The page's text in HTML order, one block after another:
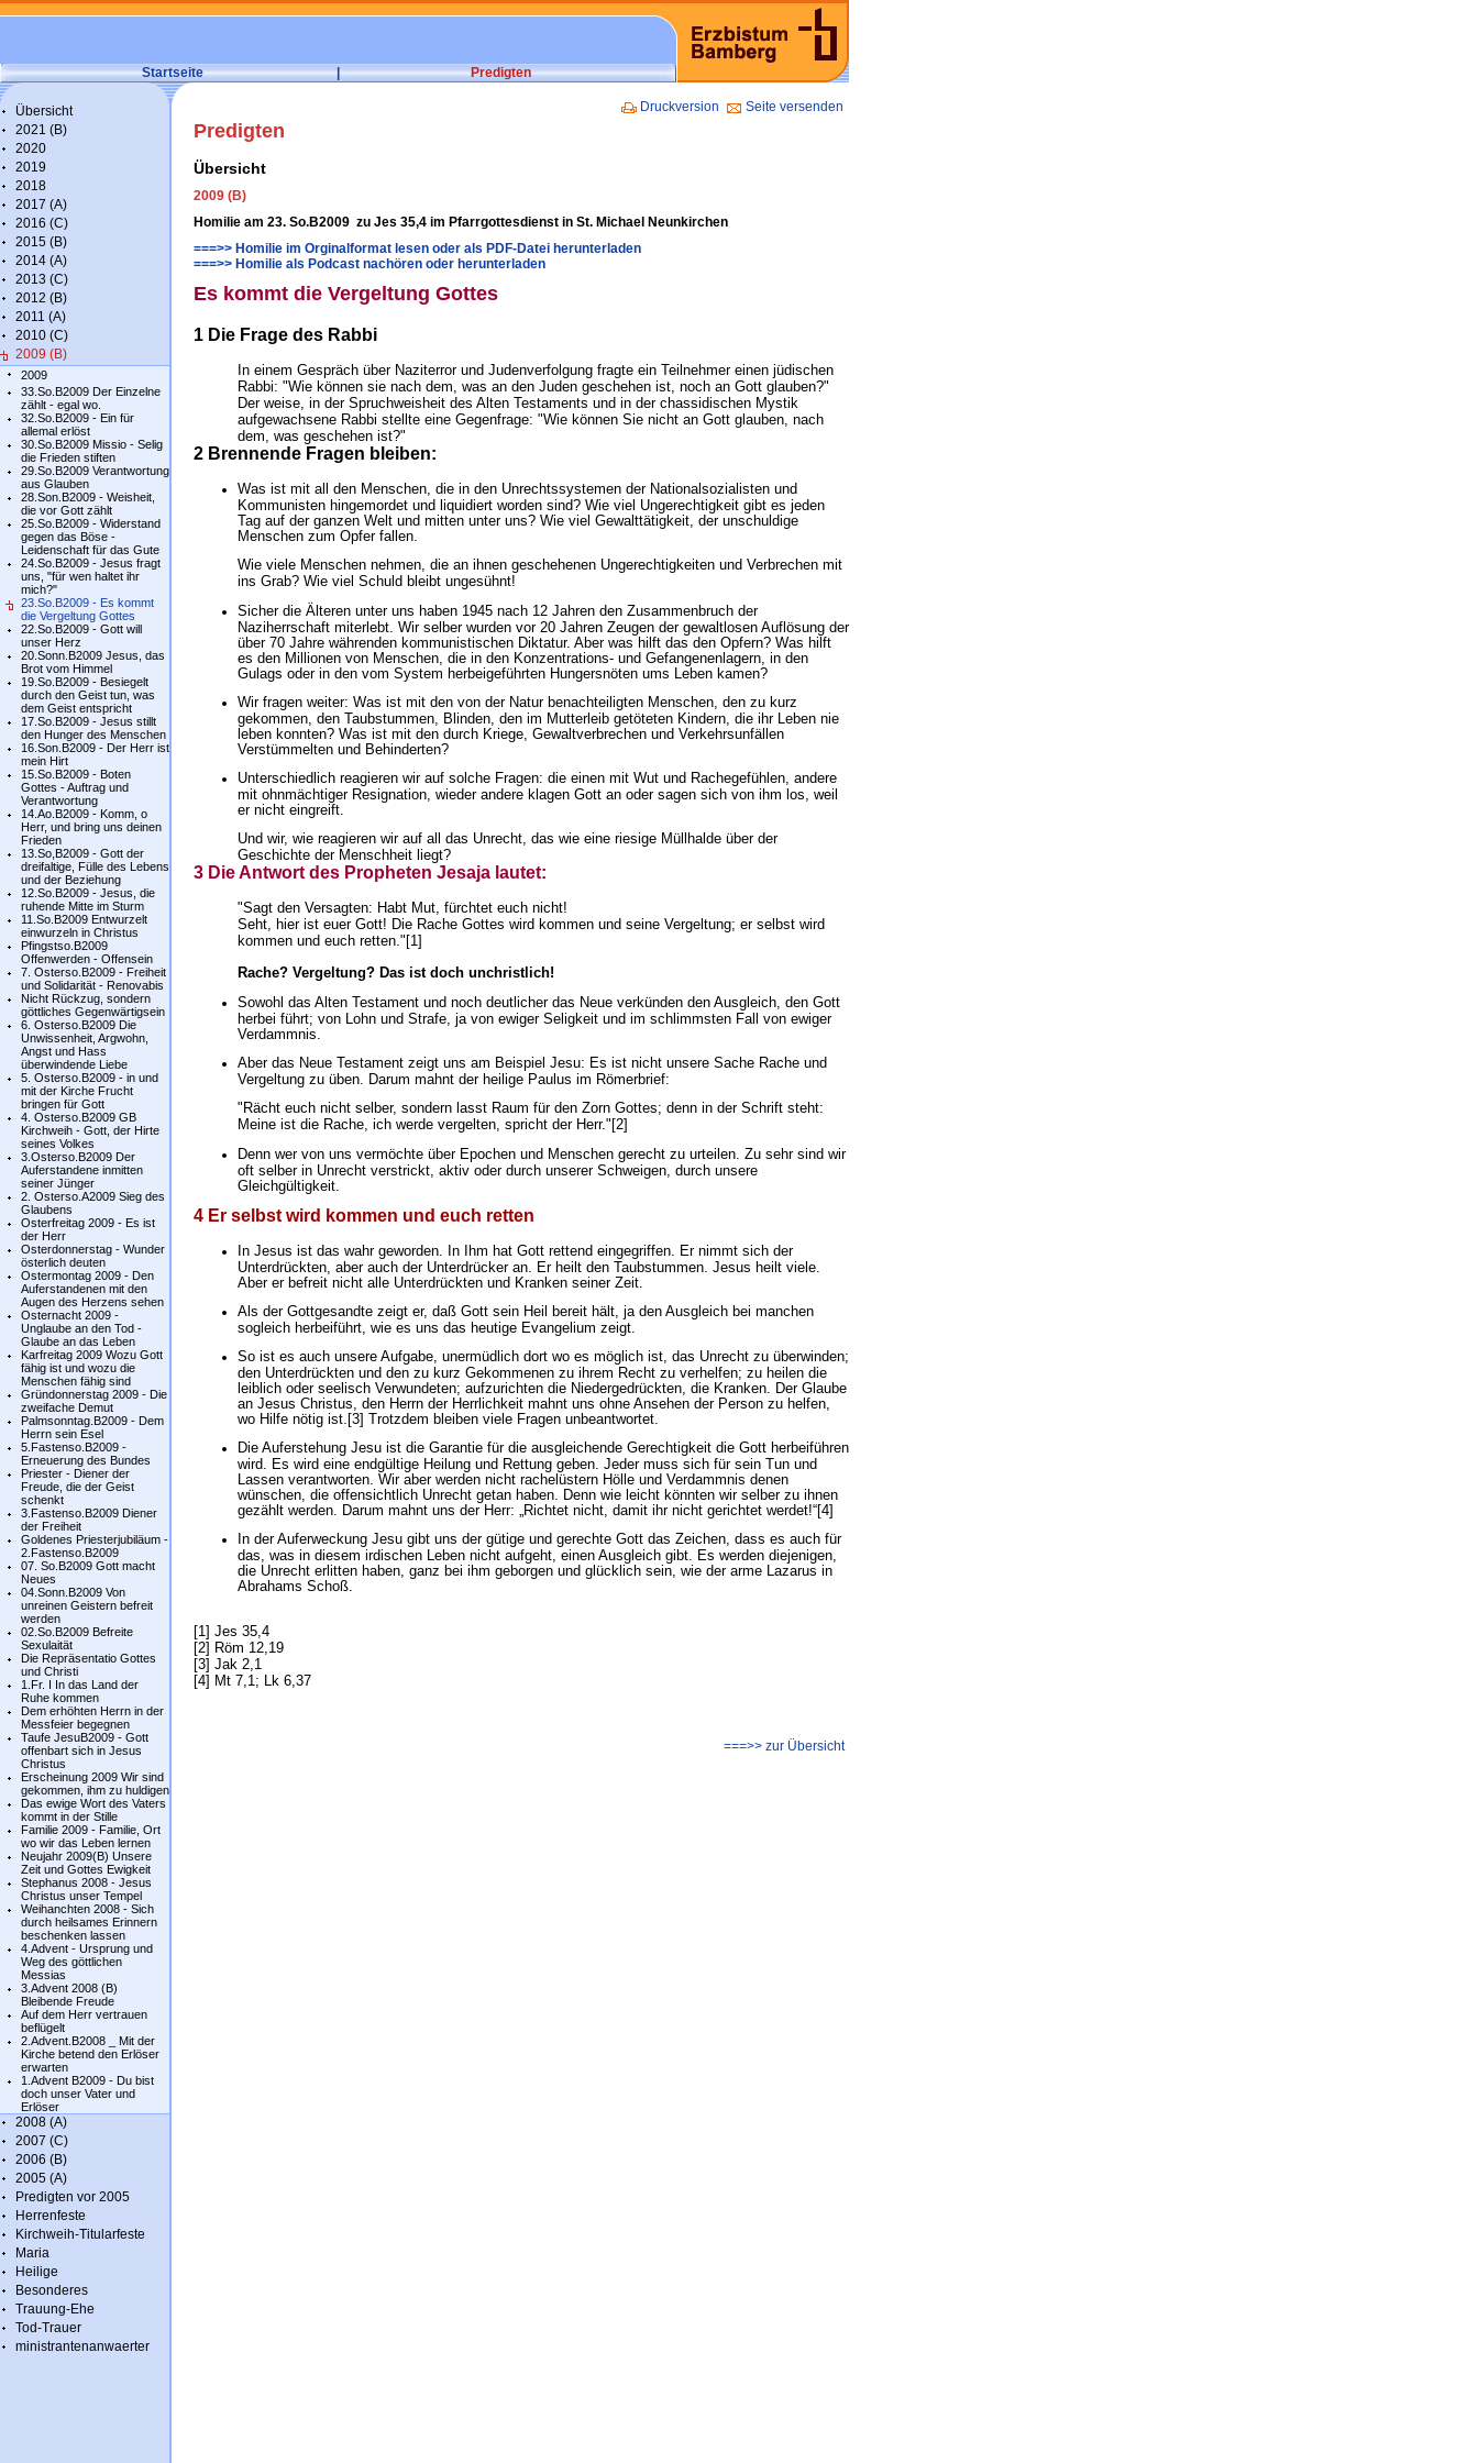
Startseite | Predigten
Übersicht
2021 (B)
2020
2019
2018
2017 (A)
2016 (C)
2015 (B)
2014 (A)
2013 (C)
2012 (B)
2011 (A)
2010 (C)
2009 (B)
2009
33.So.B2009 Der Einzelne
zählt - egal wo.
32.So.B2009 - Ein für
allemal erlöst
30.So.B2009 Missio - Selig
die Frieden stiften
29.So.B2009 Verantwortung
aus Glauben
28.Son.B2009 - Weisheit,
die vor Gott zählt
25.So.B2009 - Widerstand
gegen das Böse -
Leidenschaft für das Gute
24.So.B2009 - Jesus fragt
uns, "für wen haltet ihr
mich?"
23.So.B2009 - Es kommt
die Vergeltung Gottes
22.So.B2009 - Gott will
unser Herz
20.Sonn.B2009 Jesus, das
Brot vom Himmel
19.So.B2009 - Besiegelt
durch den Geist tun, was
dem Geist entspricht
17.So.B2009 - Jesus stillt
den Hunger des Menschen
16.Son.B2009 - Der Herr ist
mein Hirt
15.So.B2009 - Boten
Gottes - Auftrag und
Verantwortung
14.Ao.B2009 - Komm, o
Herr, und bring uns deinen
Frieden
13.So,B2009 - Gott der
dreifaltige, Fülle des Lebens
und der Beziehung
12.So.B2009 - Jesus, die
ruhende Mitte im Sturm
11.So.B2009 Entwurzelt
einwurzeln in Christus
Pfingstso.B2009
Offenwerden - Offensein
7. Osterso.B2009 - Freiheit
und Solidarität - Renovabis
Nicht Rückzug, sondern
göttliches Gegenwärtigsein
6. Osterso.B2009 Die
Unwissenheit, Argwohn,
Angst und Hass
überwindende Liebe
5. Osterso.B2009 - in und
mit der Kirche Frucht
bringen für Gott
4. Osterso.B2009 GB
Kirchweih - Gott, der Hirte
seines Volkes
3.Osterso.B2009 Der
Auferstandene inmitten
seiner Jünger
2. Osterso.A2009 Sieg des
Glaubens
Osterfreitag 2009 - Es ist
der Herr
Osterdonnerstag - Wunder
österlich deuten
Ostermontag 2009 - Den
Auferstandenen mit den
Augen des Herzens sehen
Osternacht 2009 -
Unglaube an den Tod -
Glaube an das Leben
Karfreitag 2009 Wozu Gott
fähig ist und wozu die
Menschen fähig sind
Gründonnerstag 2009 - Die
zweifache Demut
Palmsonntag.B2009 - Dem
Herrn sein Esel
5.Fastenso.B2009 -
Erneuerung des Bundes
Priester - Diener der
Freude, die der Geist
schenkt
3.Fastenso.B2009 Diener
der Freiheit
Goldenes Priesterjubiläum -
2.Fastenso.B2009
07. So.B2009 Gott macht
Neues
04.Sonn.B2009 Von
unreinen Geistern befreit
werden
02.So.B2009 Befreite
Sexulaität
Die Repräsentatio Gottes
und Christi
1.Fr. I In das Land der
Ruhe kommen
Dem erhöhten Herrn in der
Messfeier begegnen
Taufe JesuB2009 - Gott
offenbart sich in Jesus
Christus
Erscheinung 2009 Wir sind
gekommen, ihm zu huldigen
Das ewige Wort des Vaters
kommt in der Stille
Familie 2009 - Familie, Ort
wo wir das Leben lernen
Neujahr 2009(B) Unsere
Zeit und Gottes Ewigkeit
Stephanus 2008 - Jesus
Christus unser Tempel
Weihanchten 2008 - Sich
durch heilsames Erinnern
beschenken lassen
4.Advent - Ursprung und
Weg des göttlichen
Messias
3.Advent 2008 (B)
Bleibende Freude
Auf dem Herr vertrauen
beflügelt
2.Advent.B2008 _ Mit der
Kirche betend den Erlöser
erwarten
1.Advent B2009 - Du bist
doch unser Vater und
Erlöser
2008 (A)
2007 (C)
2006 (B)
2005 (A)
Predigten vor 2005
Herrenfeste
Kirchweih-Titularfeste
Maria
Heilige
Besonderes
Trauung-Ehe
Tod-Trauer
ministrantenanwaerter
Druckversion Seite versenden
Predigten
Übersicht
2009 (B)
Homilie am 23. So.B2009 zu Jes 35,4 im Pfarrgottesdienst in St. Michael Neunkirchen
===>> Homilie im Orginalformat lesen oder als PDF-Datei herunterladen
===>> Homilie als Podcast nachören oder herunterladen
Es kommt die Vergeltung Gottes
1 Die Frage des Rabbi
In einem Gespräch über Naziterror und Judenverfolgung fragte ein Teilnehmer einen jüdischen
Rabbi: "Wie können sie nach dem, was an den Juden geschehen ist, noch an Gott glauben?"
Der weise, in der Spruchweisheit des Alten Testaments und in der chassidischen Mystik
aufgewachsene Rabbi stellte eine Gegenfrage: "Wie können Sie nicht an Gott glauben, nach
dem, was geschehen ist?"
2 Brennende Fragen bleiben:
Was ist mit all den Menschen, die in den Unrechtssystemen der Nationalsozialisten und
Kommunisten hingemordet und liquidiert worden sind? Wie viel Ungerechtigkeit gibt es jeden
Tag auf der ganzen Welt und mitten unter uns? Wie viel Gewalttätigkeit, der unschuldige
Menschen zum Opfer fallen.
Wie viele Menschen nehmen, die an ihnen geschehenen Ungerechtigkeiten und Verbrechen mit
ins Grab? Wie viel Schuld bleibt ungesühnt!
Sicher die Älteren unter uns haben 1945 nach 12 Jahren den Zusammenbruch der
Naziherrschaft miterlebt. Wir selber wurden vor 20 Jahren Zeugen der gewaltlosen Auflösung der
über 70 Jahre währenden kommunistischen Diktatur. Aber was hilft das den Opfern? Was hilft
es den Millionen von Menschen, die in den Konzentrations- und Gefangenenlagern, in den
Gulags oder in den vom System herbeigeführten Hungersnöten ums Leben kamen?
Wir fragen weiter: Was ist mit den von der Natur benachteiligten Menschen, den zu kurz
gekommen, den Taubstummen, Blinden, den im Mutterleib getöteten Kindern, die ihr Leben nie
leben konnten? Was ist mit den durch Kriege, Gewaltverbrechen und Verkehrsunfällen
Verstümmelten und Behinderten?
Unterschiedlich reagieren wir auf solche Fragen: die einen mit Wut und Rachegefühlen, andere
mit ohnmächtiger Resignation, wieder andere klagen Gott an oder sagen sich von ihm los, weil
er nicht eingreift.
Und wir, wie reagieren wir auf all das Unrecht, das wie eine riesige Müllhalde über der
Geschichte der Menschheit liegt?
3 Die Antwort des Propheten Jesaja lautet:
"Sagt den Versagten: Habt Mut, fürchtet euch nicht!
Seht, hier ist euer Gott! Die Rache Gottes wird kommen und seine Vergeltung; er selbst wird
kommen und euch retten."[1]
Rache? Vergeltung? Das ist doch unchristlich!
Sowohl das Alten Testament und noch deutlicher das Neue verkünden den Ausgleich, den Gott
herbei führt; von Lohn und Strafe, ja von ewiger Seligkeit und im schlimmsten Fall von ewiger
Verdammnis.
Aber das Neue Testament zeigt uns am Beispiel Jesu: Es ist nicht unsere Sache Rache und
Vergeltung zu üben. Darum mahnt der heilige Paulus im Römerbrief:
"Rächt euch nicht selber, sondern lasst Raum für den Zorn Gottes; denn in der Schrift steht:
Meine ist die Rache, ich werde vergelten, spricht der Herr."[2]
Denn wer von uns vermöchte über Epochen und Menschen gerecht zu urteilen. Zu sehr sind wir
oft selber in Unrecht verstrickt, aktiv oder durch unserer Schweigen, durch unsere
Gleichgültigkeit.
4 Er selbst wird kommen und euch retten
In Jesus ist das wahr geworden. In Ihm hat Gott rettend eingegriffen. Er nimmt sich der
Unterdrückten, aber auch der Unterdrücker an. Er heilt den Taubstummen. Jesus heilt viele.
Aber er befreit nicht alle Unterdrückten und Kranken seiner Zeit.
Als der Gottgesandte zeigt er, daß Gott sein Heil bereit hält, ja den Ausgleich bei manchen
sogleich herbeiführt, wie es uns das heutige Evangelium zeigt.
So ist es auch unsere Aufgabe, unermüdlich dort wo es möglich ist, das Unrecht zu überwinden;
den Unterdrückten und den zu kurz Gekommenen zu ihrem Recht zu verhelfen; zu heilen die
leiblich oder seelisch Verwundeten; aufzurichten die Niedergedrückten, die Kranken. Der Glaube
an Jesus Christus, den Herrn der Herrlichkeit mahnt uns ohne Ansehen der Person zu helfen,
wo Hilfe nötig ist.[3] Trotzdem bleiben viele Fragen unbeantwortet.
Die Auferstehung Jesu ist die Garantie für die ausgleichende Gerechtigkeit die Gott herbeiführen
wird. Es wird eine endgültige Heilung und Rettung geben. Jeder muss sich für sein Tun und
Lassen verantworten. Wir aber werden nicht rachelüstern Hölle und Verdammnis denen
wünschen, die offensichtlich Unrecht getan haben. Denn wie leicht könnten wir selber zu ihnen
gezählt werden. Darum mahnt uns der Herr: „Richtet nicht, damit ihr nicht gerichtet werdet!“[4]
In der Auferweckung Jesu gibt uns der gütige und gerechte Gott das Zeichen, dass es auch für
das, was in diesem irdischen Leben nicht aufgeht, einen Ausgleich gibt. Es werden diejenigen,
die Unrecht erlitten haben, ganz bei ihm geborgen und glücklich sein, wie der arme Lazarus in
Abrahams Schoß.
[1] Jes 35,4
[2] Röm 12,19
[3] Jak 2,1
[4] Mt 7,1; Lk 6,37
===>> zur Übersicht